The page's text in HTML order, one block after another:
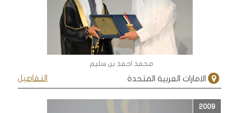
محمد احمد بن سليم
التفاصيل الامارات العربية المتحدة
2009